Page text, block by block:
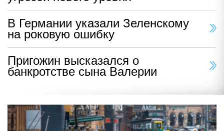
В Германии указали Зеленскому
на роковую ошибку
Пригожин высказался о
банкротстве сына Валерии